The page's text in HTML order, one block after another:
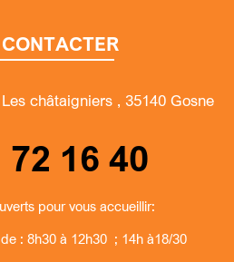
châtaigniers , 35140 Gosne
72 16 40
pour vous accueillir:
: 8h30 à 12h30 ; 14h à18/30